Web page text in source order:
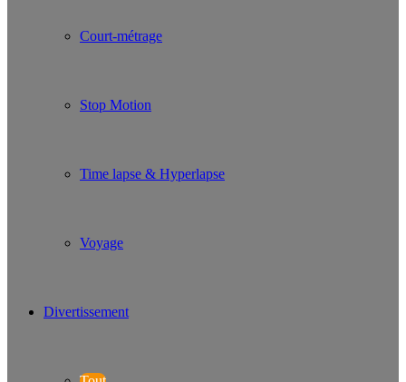
Court-métrage
Stop Motion
Time lapse & Hyperlapse
Voyage
Divertissement